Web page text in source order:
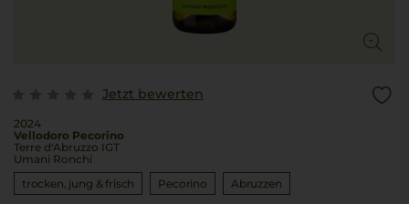
Jetzt bewerten
2024
Vellodoro Pecorino
Terre d'Abruzzo IGT
Umani Ronchi
trocken, jung & frisch
Pecorino Abruzzen